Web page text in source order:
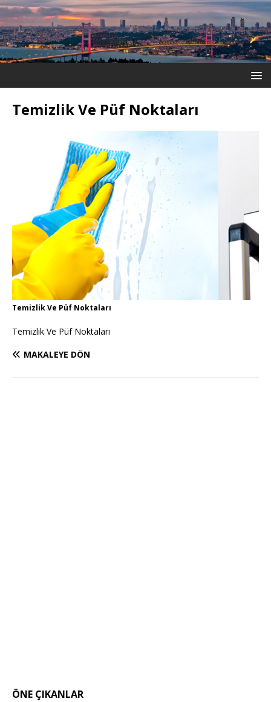
Temizlik Ve Püf Noktaları
Temizlik Ve Püf Noktaları
Temizlik Ve Püf Noktaları
MAKALEYE DÖN
ÖNE ÇIKANLAR